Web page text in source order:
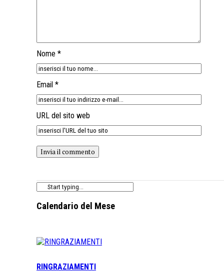
Nome *
Email *
URL del sito web
Calendario del Mese
RINGRAZIAMENTI